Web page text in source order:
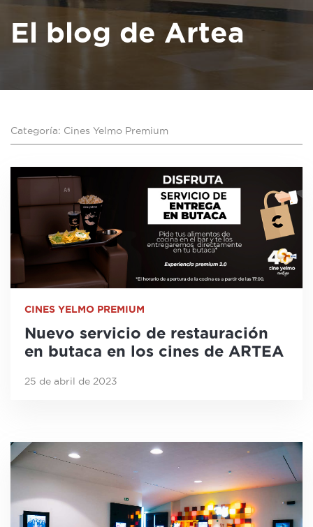
El blog de Artea
Categoría: Cines Yelmo Premium
CINES YELMO PREMIUM
Nuevo servicio de restauración
en butaca en los cines de ARTEA
25 de abril de 2023